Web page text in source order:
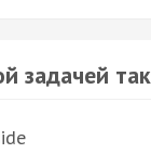
задачей